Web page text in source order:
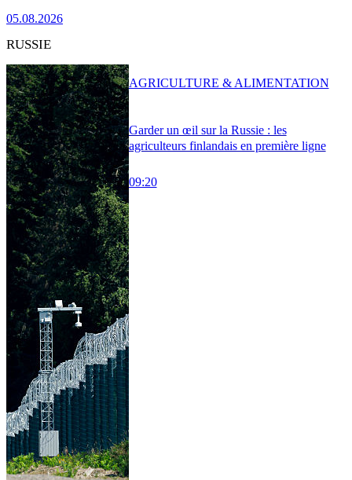
05.08.2026
RUSSIE
Garder un œil sur la Russie : les
agriculteurs finlandais en première ligne
09:20
AGRICULTURE & ALIMENTATION